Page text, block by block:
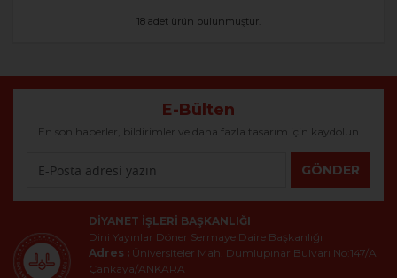
18 adet ürün bulunmuştur.
E-Bülten
En son haberler, bildirimler ve daha fazla tasarım için kaydolun
GÖNDER
DIYANET İŞLERI BAŞKANLIĞI
Dini Yayınlar Döner Sermaye Daire Başkanlığı
Adres : Üniversiteler Mah. Dumlupınar Bulvarı No:147/A
Çankaya/ANKARA